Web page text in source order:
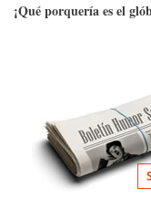
¡Qué porquería es el